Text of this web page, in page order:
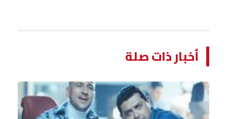
أخبار ذات صلة